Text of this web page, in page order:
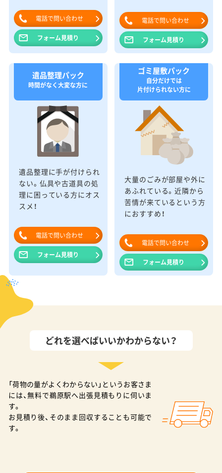
電話で問い合わせ
フォーム見積り
電話で問い合わせ
フォーム見積り
遺品整理パック
時間がなく大変な方に
遺品整理に手が付けられ
ない。仏具や古道具の処
理に困っている方にオス
スメ！
電話で問い合わせ
フォーム見積り
ゴミ屋敷パック
自分だけでは
片付けられない方に
大量のごみが部屋や外に
あふれている。近隣から
苦情が来ているという方
におすすめ！
電話で問い合わせ
フォーム見積り
どれを選べばいいかわからない？
「荷物の量がよくわからない」というお客さま
には、無料で鵜原駅へ出張見積もりに伺いま
す。
お見積り後、そのまま回収することも可能で
す。